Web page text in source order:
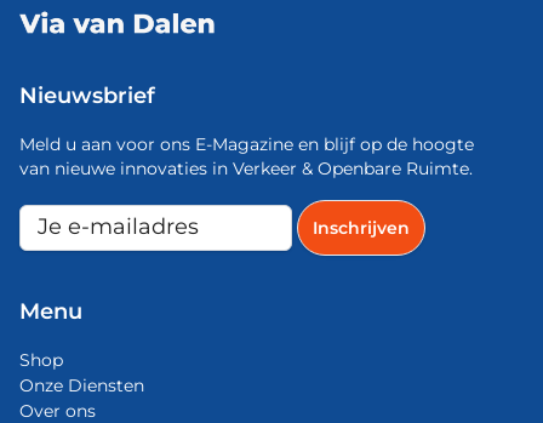
Nieuwsbrief
Meld u aan voor ons E-Magazine en blijf op de hoogte
van nieuwe innovaties in Verkeer & Openbare Ruimte.
Menu
Shop
Onze Diensten
Over ons